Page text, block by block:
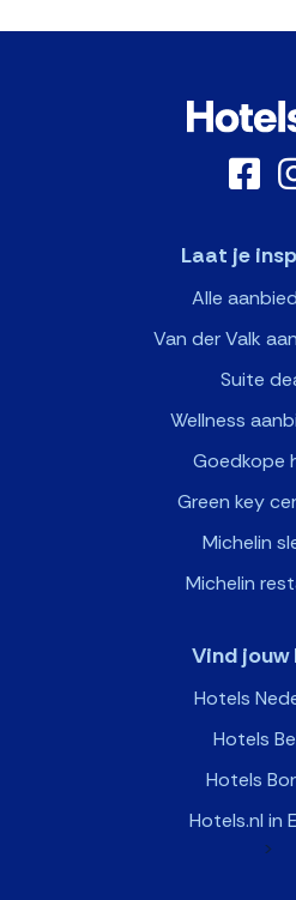
Laat je
Alle
Van der Valk
Suite
Wellness
Goedkope
Green key
Michelin
Michelin
Vind jouw
Hotels
Hotels
Hotels
Hotels.nl in
>